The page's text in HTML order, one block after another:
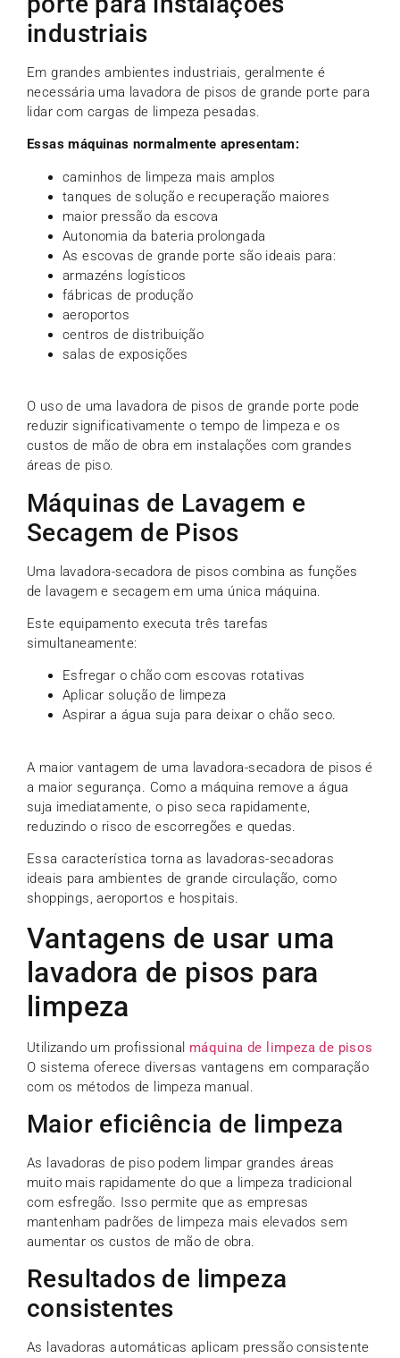
industriais
Em grandes ambientes industriais, geralmente é
necessária uma lavadora de pisos de grande porte para
lidar com cargas de limpeza pesadas.
Essas máquinas normalmente apresentam:
caminhos de limpeza mais amplos
tanques de solução e recuperação maiores
maior pressão da escova
Autonomia da bateria prolongada
As escovas de grande porte são ideais para:
armazéns logísticos
fábricas de produção
aeroportos
centros de distribuição
salas de exposições
O uso de uma lavadora de pisos de grande porte pode
reduzir significativamente o tempo de limpeza e os
custos de mão de obra em instalações com grandes
áreas de piso.
Máquinas de Lavagem e
Secagem de Pisos
Uma lavadora-secadora de pisos combina as funções
de lavagem e secagem em uma única máquina.
Este equipamento executa três tarefas
simultaneamente:
Esfregar o chão com escovas rotativas
Aplicar solução de limpeza
Aspirar a água suja para deixar o chão seco.
A maior vantagem de uma lavadora-secadora de pisos é
a maior segurança. Como a máquina remove a água
suja imediatamente, o piso seca rapidamente,
reduzindo o risco de escorregões e quedas.
Essa característica torna as lavadoras-secadoras
ideais para ambientes de grande circulação, como
shoppings, aeroportos e hospitais.
Vantagens de usar uma
lavadora de pisos para
limpeza
Utilizando um profissional máquina de limpeza de pisos
O sistema oferece diversas vantagens em comparação
com os métodos de limpeza manual.
Maior eficiência de limpeza
As lavadoras de piso podem limpar grandes áreas
muito mais rapidamente do que a limpeza tradicional
com esfregão. Isso permite que as empresas
mantenham padrões de limpeza mais elevados sem
aumentar os custos de mão de obra.
Resultados de limpeza
consistentes
As lavadoras automáticas aplicam pressão consistente